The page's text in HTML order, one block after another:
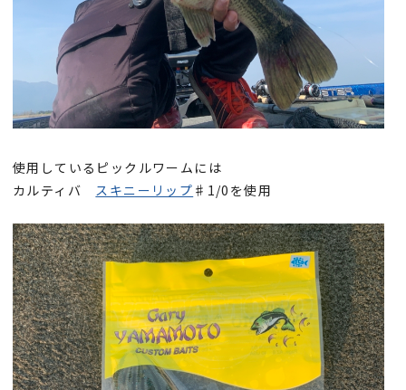
使用しているピックルワームには
カルティバ スキニーリップ ♯1/0を使用